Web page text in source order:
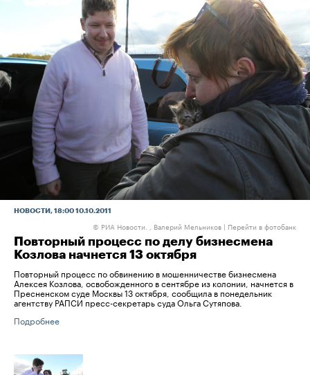
НОВОСТИ , 18:00 10.10.2011
© РИА Новости. , Валерий Мельников | Перейти в фотобанк
Повторный процесс по делу бизнесмена
Козлова начнется 13 октября
Повторный процесс по обвинению в мошенничестве бизнесмена
Алексея Козлова, освобожденного в сентябре из колонии, начнется в
Пресненском суде Москвы 13 октября, сообщила в понедельник
агентству РАПСИ пресс-секретарь суда Ольга Сутяпова.
Подробнее